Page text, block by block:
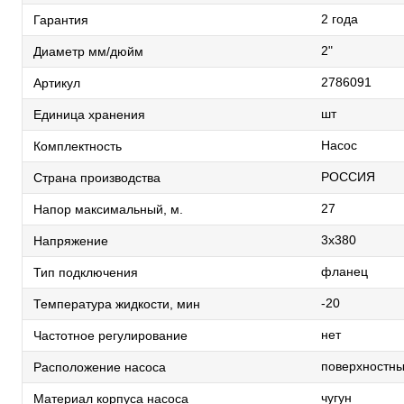
Гарантия 2 года
Диаметр мм/дюйм 2"
Артикул 2786091
Единица хранения шт
Комплектность Насос
Страна производства РОССИЯ
Напор максимальный, м. 27
Напряжение 3х380
Тип подключения фланец
Температура жидкости, мин -20
Частотное регулирование нет
Расположение насоса
Материал корпуса насоса чугун